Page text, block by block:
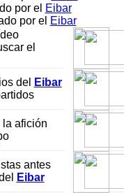
por el Eibar
por el Eibar
el
del
Eibar
afición
antes
Eibar